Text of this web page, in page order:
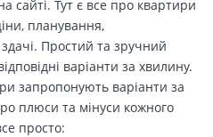
сайті. Тут є все про квартири
планування,
Простий та зручний
варіанти за хвилину.
запропонують варіанти за
плюси та мінуси кожного
просто: